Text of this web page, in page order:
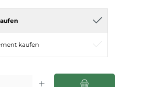
kaufen
gewünschten Wert ein oder benutze die